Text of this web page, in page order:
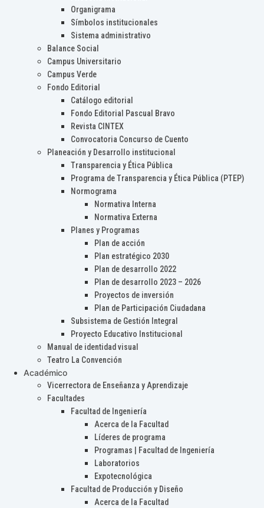
Organigrama
Símbolos institucionales
Sistema administrativo
Balance Social
Campus Universitario
Campus Verde
Fondo Editorial
Catálogo editorial
Fondo Editorial Pascual Bravo
Revista CINTEX
Convocatoria Concurso de Cuento
Planeación y Desarrollo institucional
Transparencia y Ética Pública
Programa de Transparencia y Ética Pública (PTEP)
Normograma
Normativa Interna
Normativa Externa
Planes y Programas
Plan de acción
Plan estratégico 2030
Plan de desarrollo 2022
Plan de desarrollo 2023 – 2026
Proyectos de inversión
Plan de Participación Ciudadana
Subsistema de Gestión Integral
Proyecto Educativo Institucional
Manual de identidad visual
Teatro La Convención
Académico
Vicerrectora de Enseñanza y Aprendizaje
Facultades
Facultad de Ingeniería
Acerca de la Facultad
Líderes de programa
Programas | Facultad de Ingeniería
Laboratorios
Expotecnológica
Facultad de Producción y Diseño
Acerca de la Facultad